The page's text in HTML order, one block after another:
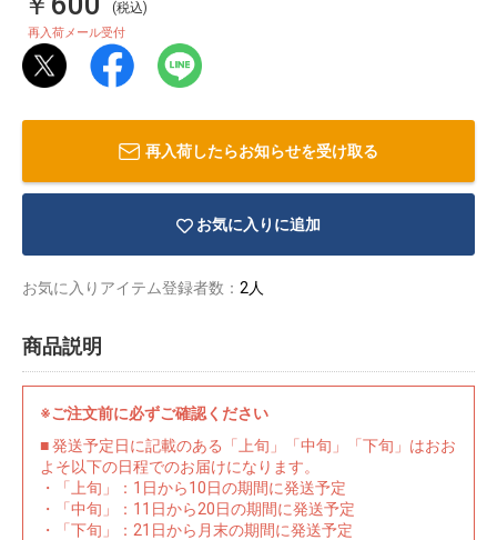
(税込)
再入荷メール受付
再入荷したらお知らせを受け取る
お気に入りに追加
お気に入りアイテム登録者数： 2人
商品説明
※ご注文前に必ずご確認ください
■ 発送予定日に記載のある「上旬」「中旬」「下旬」はおお
よそ以下の日程でのお届けになります。
・「上旬」：1日から10日の期間に発送予定
・「中旬」：11日から20日の期間に発送予定
・「下旬」：21日から月末の期間に発送予定
イラストレ
ーター
アダルトグ
ッズ